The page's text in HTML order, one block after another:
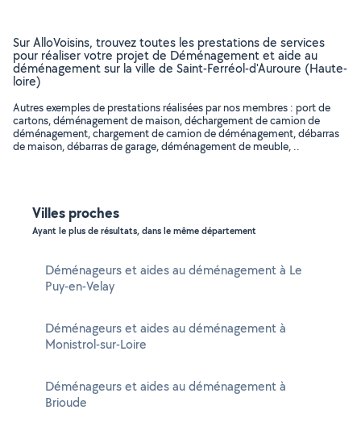
Sur AlloVoisins, trouvez toutes les prestations de services
pour réaliser votre projet de Déménagement et aide au
déménagement sur la ville de Saint-Ferréol-d'Auroure (Haute-
loire)
Autres exemples de prestations réalisées par nos membres : port de
cartons, déménagement de maison, déchargement de camion de
déménagement, chargement de camion de déménagement, débarras
de maison, débarras de garage, déménagement de meuble, ..
Villes proches
Ayant le plus de résultats, dans le même département
Déménageurs et aides au déménagement à Le
Puy-en-Velay
Déménageurs et aides au déménagement à
Monistrol-sur-Loire
Déménageurs et aides au déménagement à
Brioude